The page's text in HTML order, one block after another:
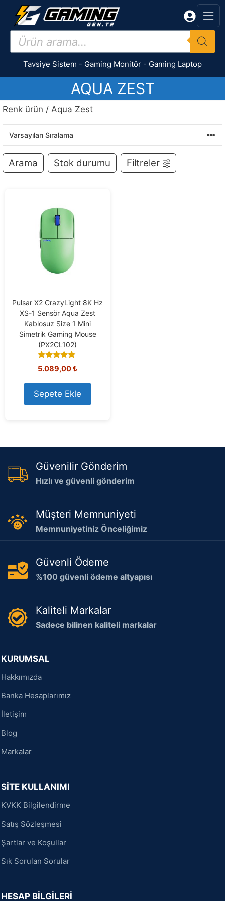
İçeriğe
Products
search
Tavsiye Sistem - Gaming Monitör - Gaming Laptop
AQUA ZEST
Renk ürün / Aqua Zest
Arama Stok durumu Filtreler
Pulsar X2 CrazyLight 8K Hz
XS-1 Sensör Aqua Zest
Kablosuz Size 1 Mini
Simetrik Gaming Mouse
(PX2CL102)
5.00
out of 5
5.089,00₺
Sepete Ekle
Güvenilir Gönderim
Hızlı ve güvenli gönderim
Müşteri Memnuniyeti
Memnuniyetiniz Önceliğimiz
Güvenli Ödeme
%100 güvenli ödeme altyapısı
Kaliteli Markalar
Sadece bilinen kaliteli markalar
KURUMSAL
Hakkımızda
Banka Hesaplarımız
İletişim
Blog
Markalar
SİTE KULLANIMI
KVKK Bilgilendirme
Satış Sözleşmesi
Şartlar ve Koşullar
Sık Sorulan Sorular
HESAP BİLGİLERİ